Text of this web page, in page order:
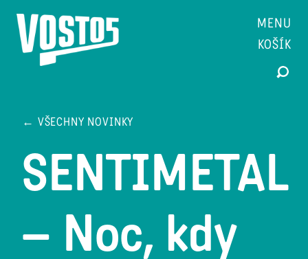
MENU
KOŠÍK
← VŠECHNY NOVINKY
SENTIMETAL
– Noc, kdy